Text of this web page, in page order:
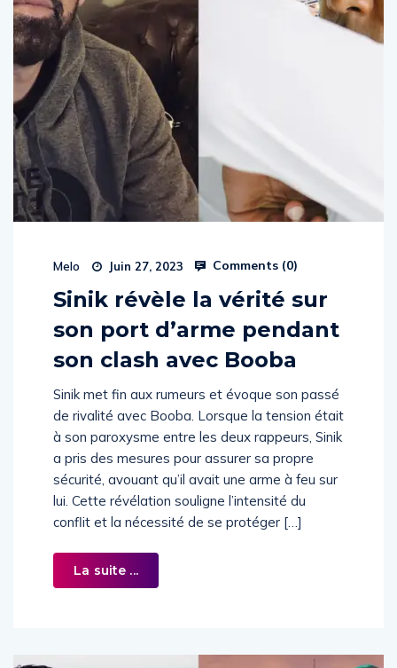
Melo Juin 27, 2023 Comments (0)
Sinik révèle la vérité sur
son port d’arme pendant
son clash avec Booba
Sinik met fin aux rumeurs et évoque son passé
de rivalité avec Booba. Lorsque la tension était
à son paroxysme entre les deux rappeurs, Sinik
a pris des mesures pour assurer sa propre
sécurité, avouant qu’il avait une arme à feu sur
lui. Cette révélation souligne l’intensité du
conflit et la nécessité de se protéger […]
La suite ...